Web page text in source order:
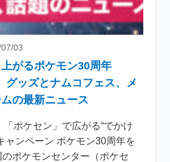
03
がるポケモン30周年
ッズとナムコフェス、メ
の最新ニュース
ポケセン」で広がる“でかけ
ャンペーン ポケモン30周年を
ポケモンセンター（ポケセ